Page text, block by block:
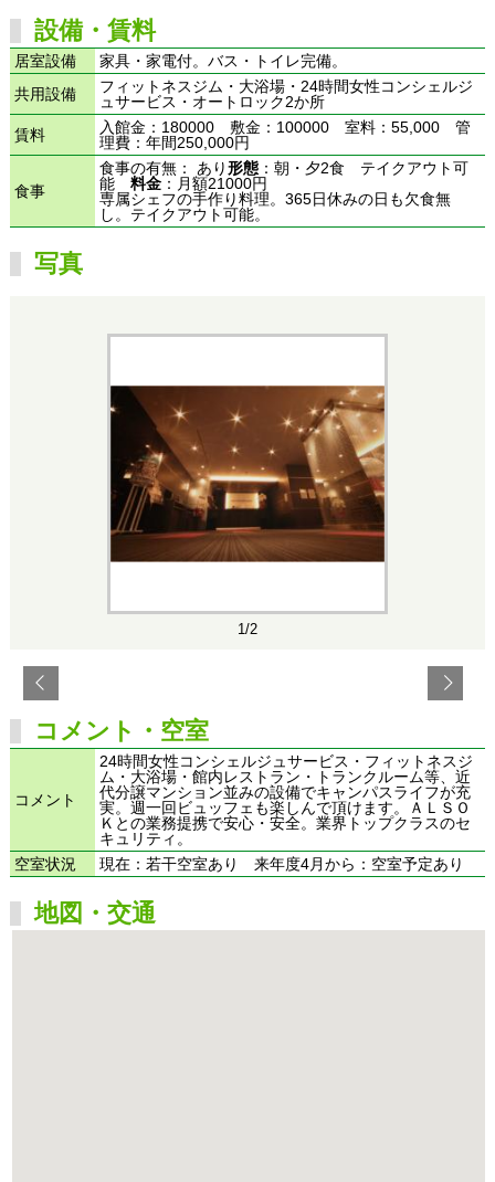
設備・賃料
居室設備
家具・家電付。バス・トイレ完備。
共用設備
フィットネスジム・大浴場・24時間女性コンシェルジ
ュサービス・オートロック2か所
賃料
入館金：180000 敷金：100000 室料：55,000 管
理費：年間250,000円
食事
食事の有無： あり形態 ：朝・夕2食 テイクアウト可
能料金 ：月額21000円
専属シェフの手作り料理。365日休みの日も欠食無
し。テイクアウト可能。
写真
1/2
コメント・空室
コメント
24時間女性コンシェルジュサービス・フィットネスジ
ム・大浴場・館内レストラン・トランクルーム等、近
代分譲マンション並みの設備でキャンパスライフが充
実。週一回ビュッフェも楽しんで頂けます。ＡＬＳＯ
Ｋとの業務提携で安心・安全。業界トップクラスのセ
キュリティ。
空室状況
現在：若干空室あり 来年度4月から：空室予定あり
地図・交通